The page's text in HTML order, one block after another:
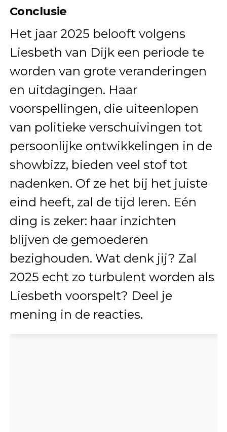
Conclusie
Het jaar 2025 belooft volgens
Liesbeth van Dijk een periode te
worden van grote veranderingen
en uitdagingen. Haar
voorspellingen, die uiteenlopen
van politieke verschuivingen tot
persoonlijke ontwikkelingen in de
showbizz, bieden veel stof tot
nadenken. Of ze het bij het juiste
eind heeft, zal de tijd leren. Eén
ding is zeker: haar inzichten
blijven de gemoederen
bezighouden. Wat denk jij? Zal
2025 echt zo turbulent worden als
Liesbeth voorspelt? Deel je
mening in de reacties.